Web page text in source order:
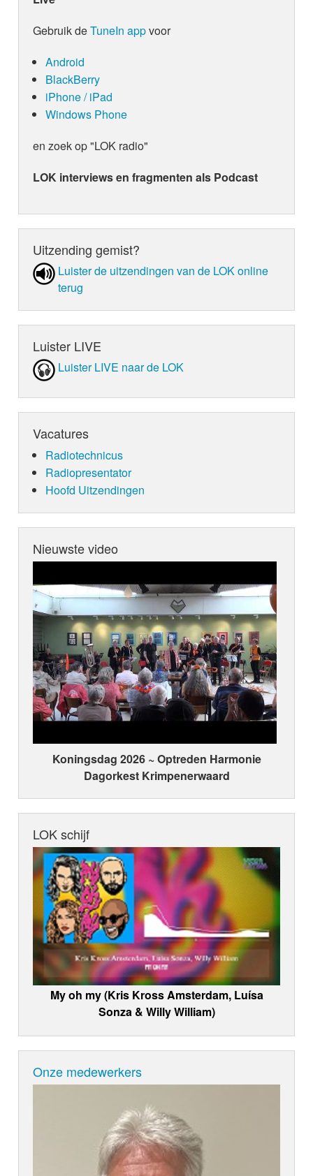
Gebruik deTuneIn appvoor
Android
BlackBerry
iPhone / iPad
Windows Phone
en zoek op "LOK radio"
LOK interviews en fragmenten als Podcast
Uitzending gemist?
Luister de uit­zen­din­gen van de LOK online
terug
Luister LIVE
Luister LIVE naar de LOK
Vacatures
Radiotechnicus
Radiopresentator
Hoofd Uitzendingen
Nieuwste video
Koningsdag 2026 ~ Optreden Harmonie
Dagorkest Krimpenerwaard
LOK schijf
My oh my (Kris Kross Amsterdam, Luísa
Sonza & Willy William)
Onze medewerkers